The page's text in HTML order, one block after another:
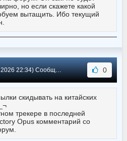
но если скажете какой
вытащить. Ибо текущий
22:34) Сообщение #609 0
скидывать на китайских
трекере в последней
Opus комментарий со